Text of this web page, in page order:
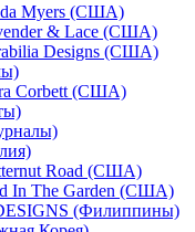
Myers (США)
& Lace (США)
Designs (США)
Corbett (США)
Road (США)
In The Garden (США)
(Филиппины)